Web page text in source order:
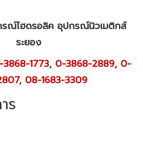
รณ์ไฮดรอลิค อุปกรณ์นิวเมติกส์​
ระยอง
1773, 0-3868-2889, 0-
, 08-1683-3309
ร